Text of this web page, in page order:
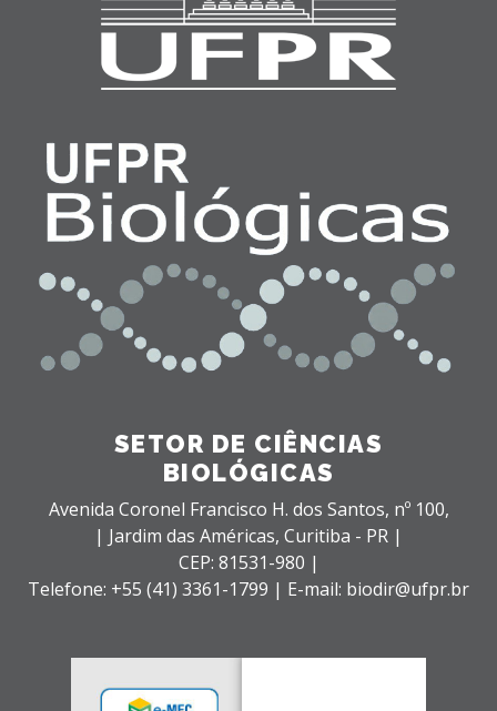
SETOR DE CIÊNCIAS
BIOLÓGICAS
Avenida Coronel Francisco H. dos Santos, nº 100,
| Jardim das Américas, Curitiba - PR |
CEP: 81531-980 |
Telefone: +55 (41) 3361-1799 | E-mail: biodir@ufpr.br